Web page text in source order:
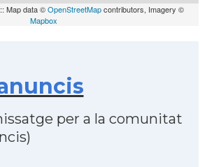
Map data ©OpenStreetMapcontributors, Imagery ©
Mapbox
per a la comunitat